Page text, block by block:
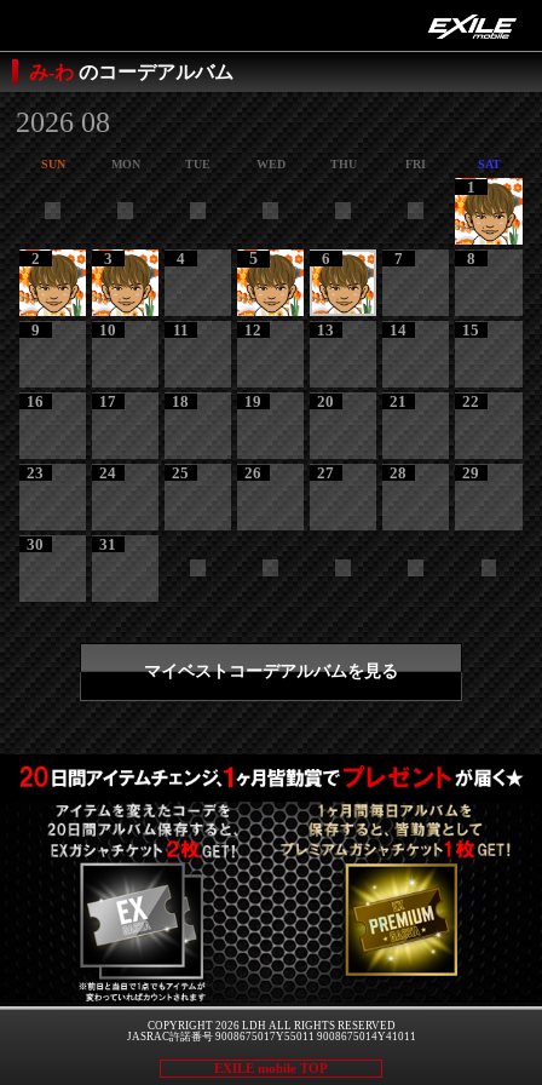
み-わ のコーデアルバム
2026 08
SUN MON TUE WED THU FRI SAT
1
2 3 4 5 6 7 8
9 10 11 12 13 14 15
16 17 18 19 20 21 22
23 24 25 26 27 28 29
30 31
マイベストコーデアルバムを見る
COPYRIGHT 2026 LDH ALL RIGHTS RESERVED
JASRAC許諾番号 9008675017Y55011 9008675014Y41011
EXILE mobile TOP